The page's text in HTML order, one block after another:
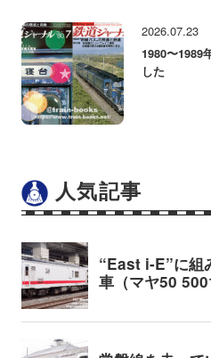
2026.07.23
1980〜1989
した
人気記事